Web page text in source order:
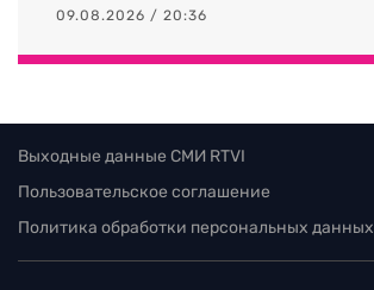
09.08.2026 / 20:36
Выходные данные СМИ RTVI
Пользовательское соглашение
Политика обработки персональных данных